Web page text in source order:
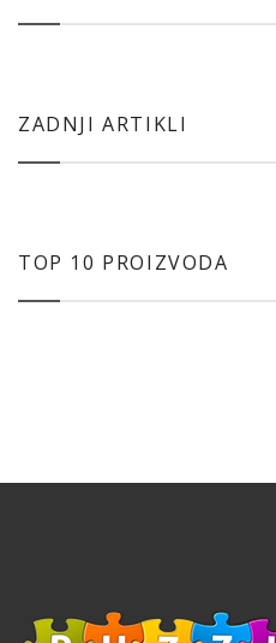
ZADNJI ARTIKLI
TOP 10 PROIZVODA